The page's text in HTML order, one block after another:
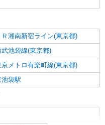
Ｒ湘南新宿ライン(東京都)
武池袋線(東京都)
京メトロ有楽町線(東京都)
池袋駅